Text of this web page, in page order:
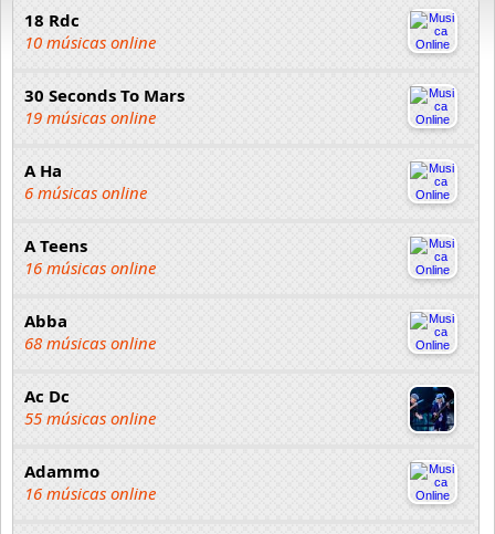
18 Rdc
10 músicas online
30 Seconds To Mars
19 músicas online
A Ha
6 músicas online
A Teens
16 músicas online
Abba
68 músicas online
Ac Dc
55 músicas online
Adammo
16 músicas online